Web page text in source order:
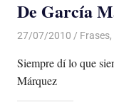
De García
27/07/2010 De
Frases,
Siempre dí lo que
Márquez